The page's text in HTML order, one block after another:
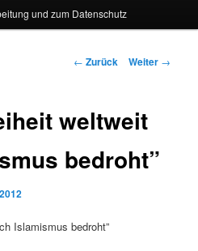
und zum Datenschutz
Beitragsnavigation
← Zurück Weiter →
weltweit
bedroht”
Islamismus bedroht”